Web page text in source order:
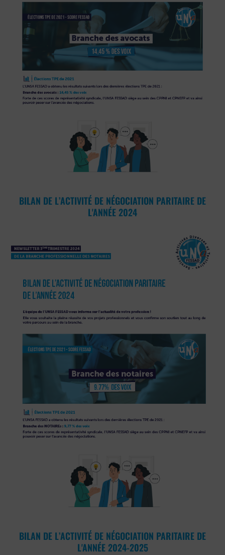
BILAN DE L’ACTIVITÉ DE NÉGOCIATION PARITAIRE DE
L'ANNÉE 2024
BILAN DE L’ACTIVITÉ DE NÉGOCIATION PARITAIRE DE
L'ANNÉE 2024-2025